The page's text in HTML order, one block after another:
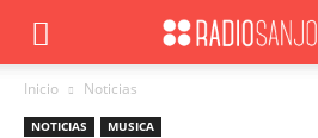
Inicio Noticias
NOTICIAS MUSICA